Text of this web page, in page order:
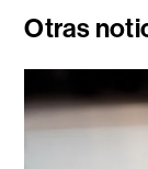
Otras